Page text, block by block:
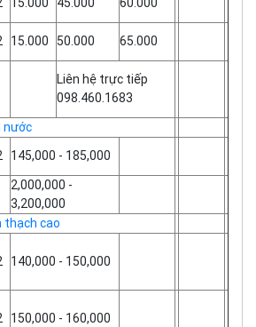
15.000 50.000
65.000
Liên hệ trực tiếp
098.460.1683
nước
145,000 - 185,000
2,000,000 -
3,200,000
thạch cao
140,000 - 150,000
150,000 - 160,000